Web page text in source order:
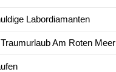
Labordiamanten
Am Roten Meer